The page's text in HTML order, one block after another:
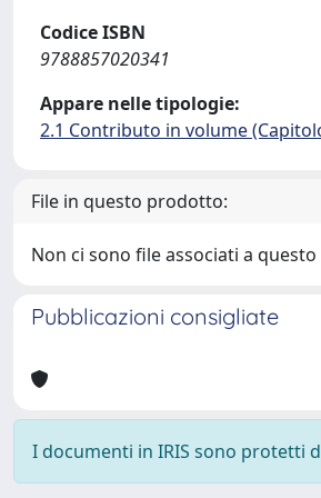
Codice ISBN
9788857020341
Appare nelle tipologie:
2.1 Contributo in volume
File in questo prodotto:
Non ci sono file associati a
Pubblicazioni consigliate
I documenti in IRIS sono protetti